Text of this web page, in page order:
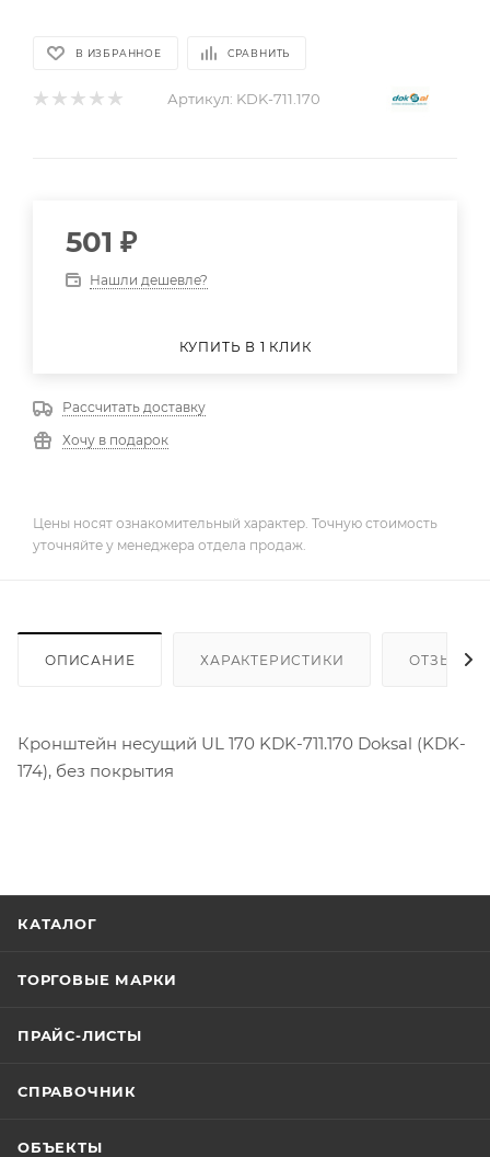
В ИЗБРАННОЕ СРАВНИТЬ
Артикул: KDK-711.170
501 ₽
Нашли дешевле?
КУПИТЬ В 1 КЛИК
Рассчитать доставку
Хочу в подарок
Цены носят ознакомительный характер. Точную стоимость
уточняйте у менеджера отдела продаж.
ОПИСАНИЕ ХАРАКТЕРИСТИКИ ОТЗЫВЫ
Кронштейн несущий UL 170 KDK-711.170 Doksal (KDK-
174), без покрытия
КАТАЛОГ
ТОРГОВЫЕ МАРКИ
ПРАЙС-ЛИСТЫ
СПРАВОЧНИК
ОБЪЕКТЫ